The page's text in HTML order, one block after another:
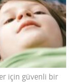
için güvenli bir